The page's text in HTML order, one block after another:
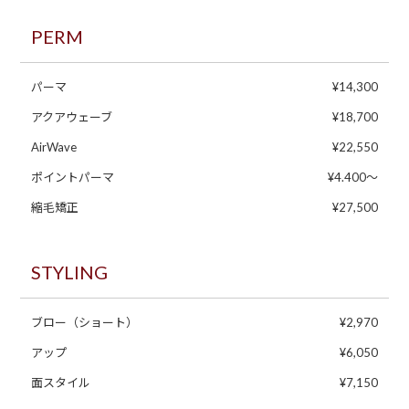
PERM
パーマ ¥14,300
アクアウェーブ ¥18,700
AirWave ¥22,550
ポイントパーマ ¥4.400〜
縮毛矯正 ¥27,500
STYLING
ブロー（ショート） ¥2,970
アップ ¥6,050
面スタイル ¥7,150